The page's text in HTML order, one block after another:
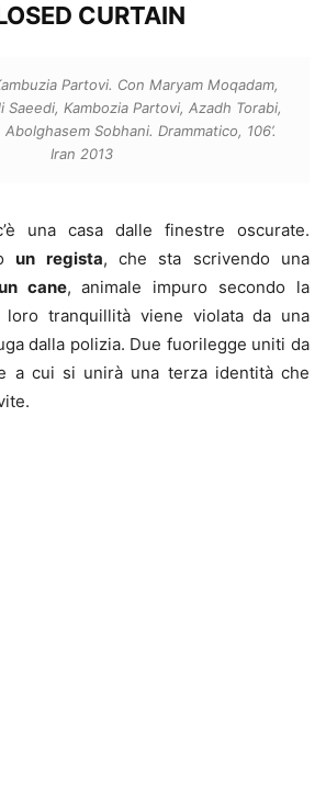
CURTAIN
Partovi. Con Maryam Moqadam,
Saeedi, Kambozia Partovi, Azadh Torabi,
Sobhani. Drammatico, 106’.
Iran 2013
una casa dalle finestre oscurate.
un regista, che sta scrivendo una
cane, animale impuro secondo la
loro tranquillità viene violata da una
dalla polizia. Due fuorilegge uniti da
a cui si unirà una terza identità che